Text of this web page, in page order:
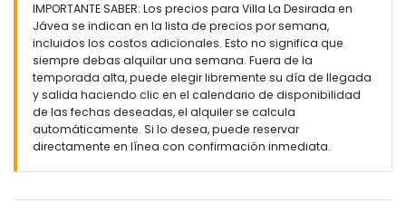
Maravilloso jardín con césped, grava, árboles y mobiliario
de jardín con tumbonas
2 terrazas
Barbacoa
Ducha exterior
2 plazas de aparcamiento privadas
Más información
la villa)
IMPORTANTE SABER: Los precios para Villa La Desirada en
Jávea se indican en la lista de precios por semana,
incluidos los costos adicionales. Esto no significa que
siempre debas alquilar una semana. Fuera de la
temporada alta, puede elegir libremente su día de llegada
y salida haciendo clic en el calendario de disponibilidad
de las fechas deseadas, el alquiler se calcula
automáticamente. Si lo desea, puede reservar
directamente en línea con confirmación inmediata.